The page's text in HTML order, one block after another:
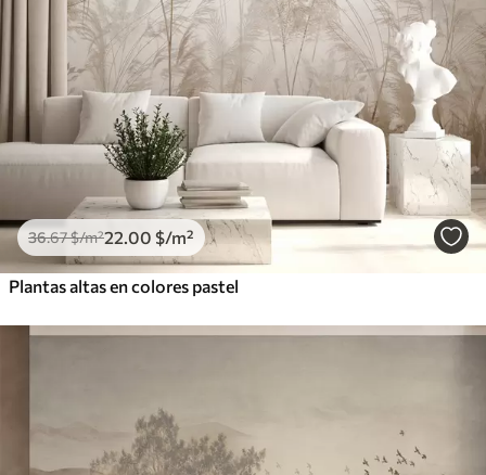
36.67$/m²22 .00 $/m²
Plantas altas en colores pastel